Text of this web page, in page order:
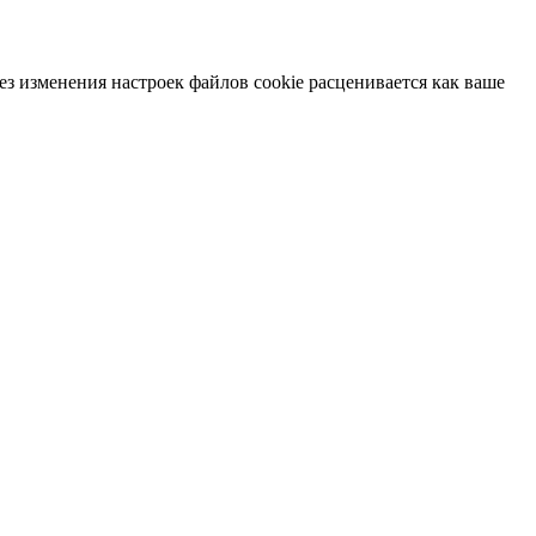
настроек файлов cookie расценивается как ваше